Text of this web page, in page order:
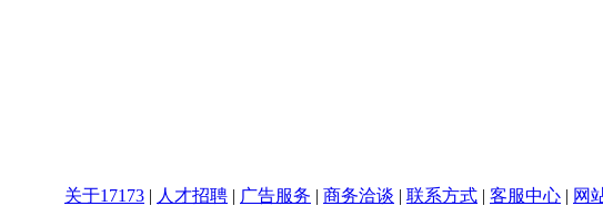
关于17173 | 人才招聘 | 广告服务 | 商务洽谈 | 联系方式 | 客服中心 | 网